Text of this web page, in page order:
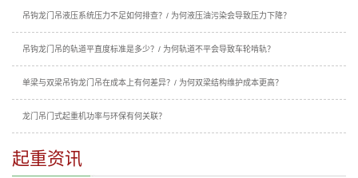
吊钩龙门吊液压系统压力不足如何排查？/ 为何液压油污染会导致压力下降？
吊钩龙门吊的轨道平直度标准是多少？/ 为何轨道不平会导致车轮啃轨？
单梁与双梁吊钩龙门吊在成本上有何差异？/ 为何双梁结构维护成本更高？
龙门吊门式起重机功率与环保有何关联？
起重资讯